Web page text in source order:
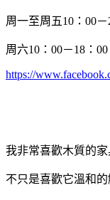
周一至周五10：00－
周六10：00－18：
https://
我非常喜歡木質的
不只是喜歡它溫和